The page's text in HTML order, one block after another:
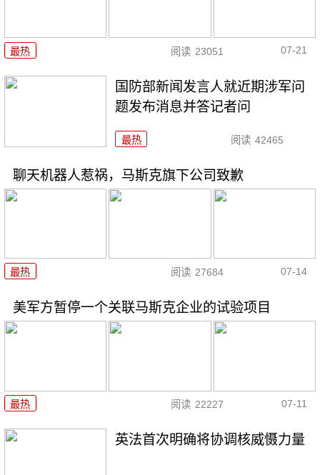
最热 阅读 23051 07-21
国防部新闻发言人就近期涉军问
题发布消息并答记者问
最热 阅读 42465
聊天机器人惹祸，马斯克旗下公司致歉
最热 阅读 27684 07-14
美军方暂停一个关联马斯克企业的试验项目
最热 阅读 22227 07-11
英法首次明确将协调核威慑力量